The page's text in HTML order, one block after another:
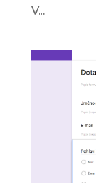
V...